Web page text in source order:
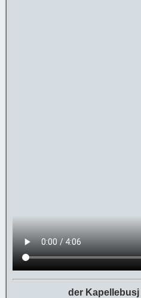
der Kapellebusj